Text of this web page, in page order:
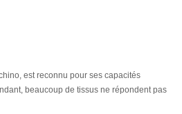
est reconnu pour ses capacités
beaucoup de tissus ne répondent pas